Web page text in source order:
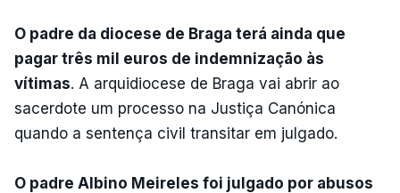
O padre da diocese de Braga terá ainda que
pagar três mil euros de indemnização às
vítimas. A arquidiocese de Braga vai abrir ao
sacerdote um processo na Justiça Canónica
quando a sentença civil transitar em julgado.
O padre Albino Meireles foi julgado por abusos